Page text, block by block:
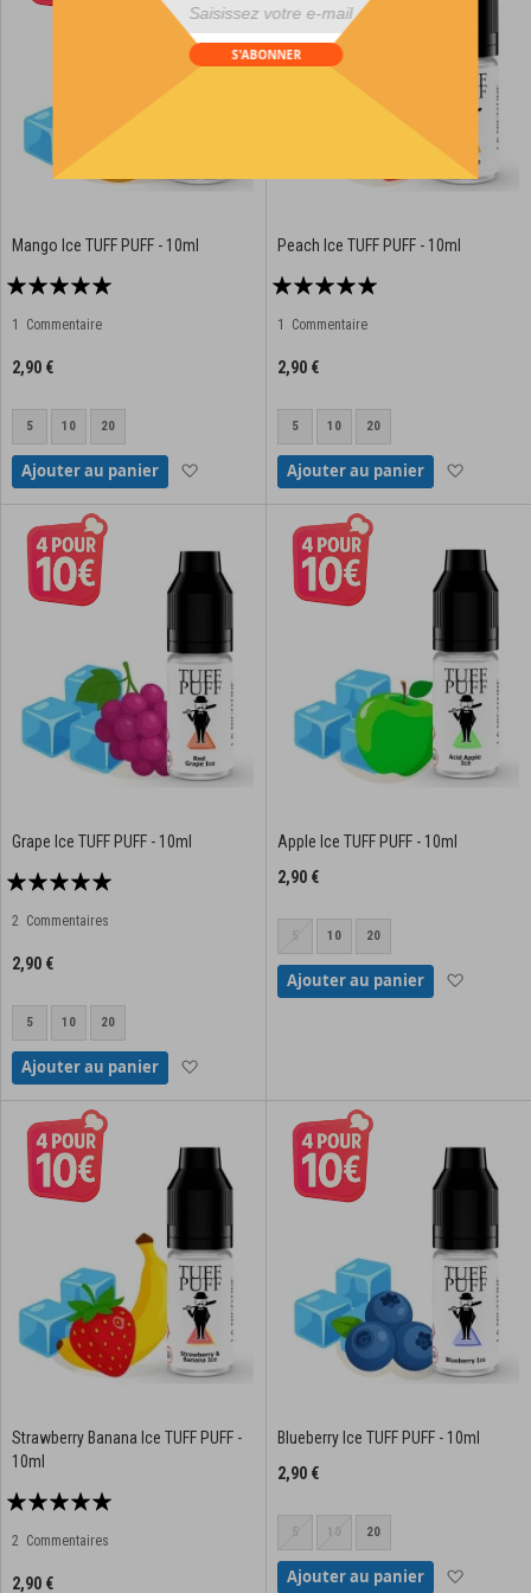
div id="mp-popup-template5">
S'ABONNER
Mango Ice TUFF PUFF - 10ml
Notation:
1 Commentaire
2,90 €
5 10 20
Ajouter au panier Ajouter à la liste d'achats
Peach Ice TUFF PUFF - 10ml
Notation:
1 Commentaire
2,90 €
5 10 20
Ajouter au panier
Grape Ice TUFF PUFF - 10ml
Notation:
2 Commentaires
2,90 €
5 10 20
Ajouter au panier
Apple Ice TUFF PUFF - 10ml
2,90 €
5 10 20
Ajouter au panier
Strawberry Banana Ice TUFF PUFF -
10ml
Notation:
2 Commentaires
2,90 €
Blueberry Ice TUFF PUFF - 10ml
2,90 €
5 10 20
Ajouter au panier